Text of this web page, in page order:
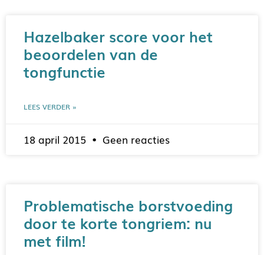
Hazelbaker score voor het
beoordelen van de
tongfunctie
LEES VERDER »
18 april 2015 Geen reacties
Problematische borstvoeding
door te korte tongriem: nu
met film!